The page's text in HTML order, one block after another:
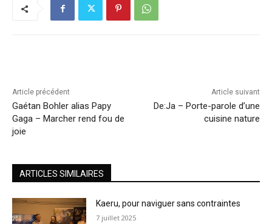
Article précédent
Gaétan Bohler alias Papy
Gaga – Marcher rend fou de
joie
Article suivant
De:Ja – Porte-parole d’une
cuisine nature
ARTICLES SIMILAIRES
Kaeru, pour naviguer sans contraintes
7 juillet 2025